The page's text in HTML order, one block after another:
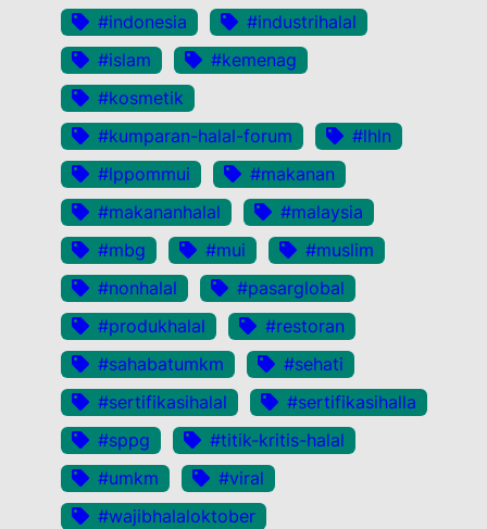
#indonesia
#industrihalal
#islam
#kemenag
#kosmetik
#kumparan-halal-forum
#lhln
#lppommui
#makanan
#makananhalal
#malaysia
#mbg
#mui
#muslim
#nonhalal
#pasarglobal
#produkhalal
#restoran
#sahabatumkm
#sehati
#sertifikasihalal
#sertifikasihalla
#sppg
#titik-kritis-halal
#umkm
#viral
#wajibhalaloktober